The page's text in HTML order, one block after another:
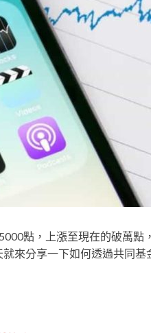
點，上漲至現在的破萬點
來分享一下如何透過共同基